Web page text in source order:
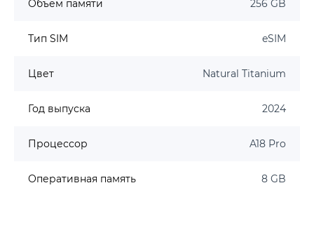
Объем памяти 256 GB
Тип SIM eSIM
Цвет Natural Titanium
Год выпуска 2024
Процессор A18 Pro
Оперативная память 8 GB